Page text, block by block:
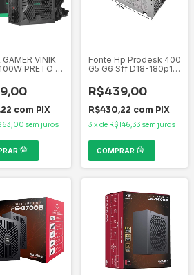
GAMER VINIK
PRETO -
com PIX
sem juros
Fonte Hp Prodesk 400
G5 G6 Sff D18-180p1a
Prateado A-1181-3HC
180W+
R$439,00
R$430,22 com PIX
3 x de R$146,33 sem juros